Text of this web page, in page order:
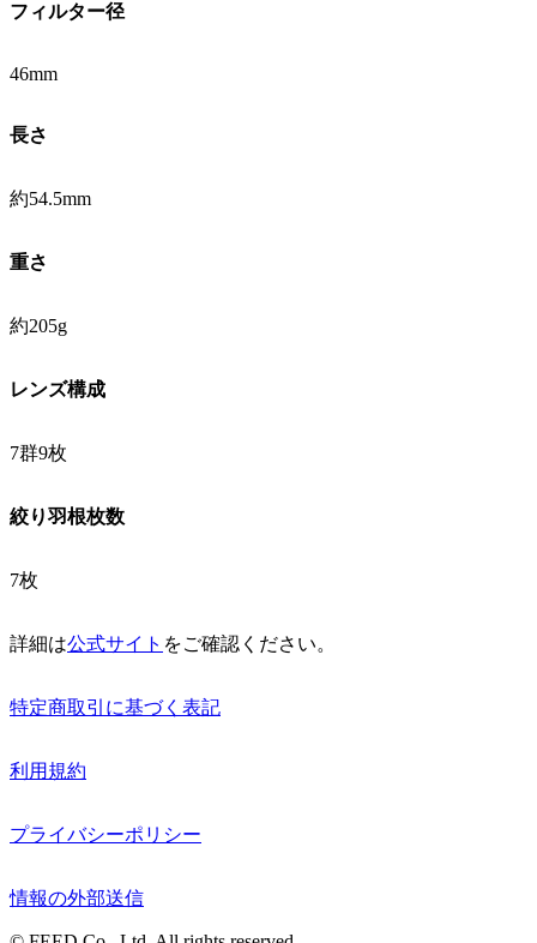
フィルター径
46mm
長さ
約54.5mm
重さ
約205g
レンズ構成
7群9枚
絞り羽根枚数
7枚
詳細は公式サイト をご確認ください。
特定商取引に基づく表記
利用規約
プライバシーポリシー
情報の外部送信